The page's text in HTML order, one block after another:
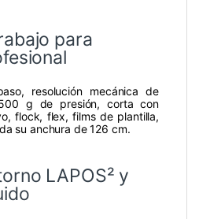
para
resolución mecánica de
g de presión, corta con
flock, flex, films de plantilla,
su anchura de 126 cm.
LAPOS² y